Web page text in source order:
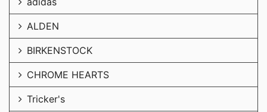
ALDEN
BIRKENSTOCK
CHROME HEARTS
Tricker's